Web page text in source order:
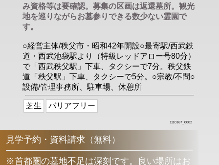
み資格等は要確認。募集の区画は返還墓所。観光
地を巡りながらお墓参りできる数少ない霊園で
す。
○経営主体/秩父市・昭和42年開設○最寄駅/西武鉄
道・西武池袋駅より（特級レッドアロー号80分）
で「西武秩父駅」下車、タクシーで7分。秩父鉄
道「秩父駅」下車、タクシーで5分。○宗教/不問○
設備/管理事務所、駐車場、休憩所
芝生 バリアフリー
1110167_0002
見学予約・資料請求（無料）
※首都圏の墓地不足は深刻です。良い場所はお